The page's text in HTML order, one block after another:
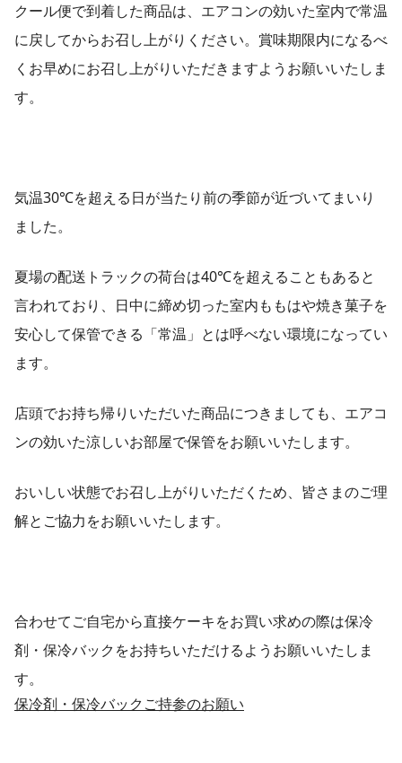
クール便で到着した商品は、エアコンの効いた室内で常温
に戻してからお召し上がりください。賞味期限内になるべ
くお早めにお召し上がりいただきますようお願いいたしま
す。
気温30℃を超える日が当たり前の季節が近づいてまいり
ました。
夏場の配送トラックの荷台は40℃を超えることもあると
言われており、日中に締め切った室内ももはや焼き菓子を
安心して保管できる「常温」とは呼べない環境になってい
ます。
店頭でお持ち帰りいただいた商品につきましても、エアコ
ンの効いた涼しいお部屋で保管をお願いいたします。
おいしい状態でお召し上がりいただくため、皆さまのご理
解とご協力をお願いいたします。
合わせてご自宅から直接ケーキをお買い求めの際は保冷
剤・保冷バックをお持ちいただけるようお願いいたしま
す。
保冷剤・保冷バックご持参のお願い